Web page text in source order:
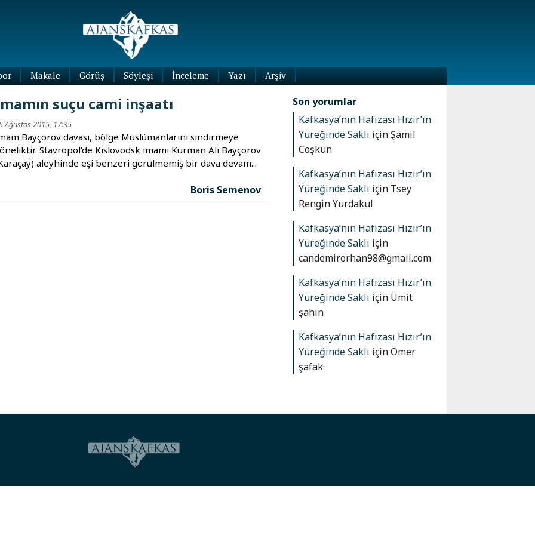
Makale Görüş Söyleşi İnceleme
Yazı
Yazıları
Arşiv
suçu cami inşaatı
Ağustos 2015, 17:35
Bayçorov davası, bölge Müslümanlarını sindirmeye
Stavropol’de Kislovodsk imamı Kurman Ali Bayçorov
aleyhinde eşi benzeri görülmemiş bir dava devam...
Boris Semenov
Son yorumlar
Kafkasya’nın Hafızası Hızır’ın
Yüreğinde Saklı içinŞamil
Coşkun
Kafkasya’nın Hafızası Hızır’ın
Yüreğinde Saklı için Tsey
Rengin Yurdakul
Kafkasya’nın Hafızası Hızır’ın
Yüreğinde Saklı için
candemirorhan98@gmail.com
Kafkasya’nın Hafızası Hızır’ın
Yüreğinde Saklı için Ümit
şahin
Kafkasya’nın Hafızası Hızır’ın
Yüreğinde Saklı içinÖmer
şafak